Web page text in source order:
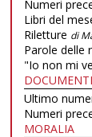
Numeri
Libri del
Riletture di
Parole delle
"Io non mi
DOCUMENTI
Ultimo
Numeri
MORALIA